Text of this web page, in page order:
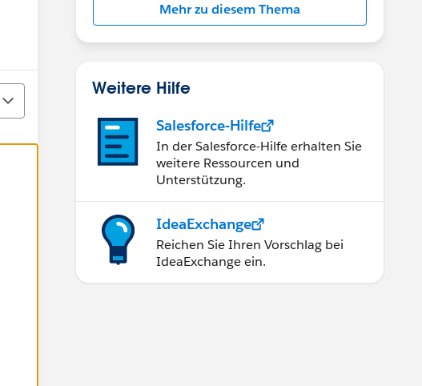
Mehr zu diesem Thema
Weitere Hilfe
Salesforce-Hilfe
In der Salesforce-Hilfe erhalten Sie
weitere Ressourcen und
Unterstützung.
IdeaExchange
Reichen Sie Ihren Vorschlag bei
IdeaExchange ein.